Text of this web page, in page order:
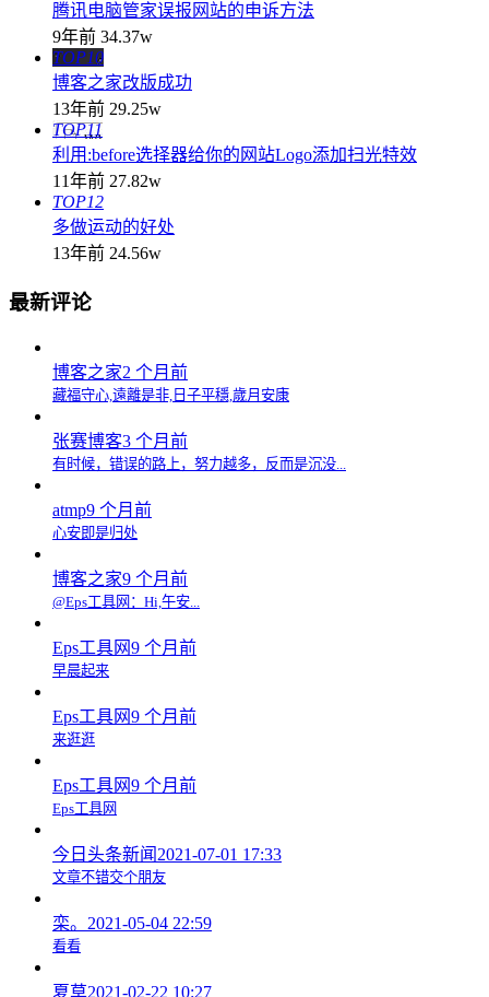
腾讯电脑管家误报网站的申诉方法
9年前 34.37w
TOP10
博客之家改版成功
13年前 29.25w
TOP11
利用:before选择器给你的网站Logo添加扫光特效
11年前 27.82w
TOP12
多做运动的好处
13年前 24.56w
最新评论
博客之家2 个月前
藏福守心,遠離是非,日子平穩,歲月安康
张赛博客3 个月前
有时候，错误的路上，努力越多，反而是沉没...
atmp9 个月前
心安即是归处
博客之家9 个月前
@Eps工具网：Hi,午安...
Eps工具网9 个月前
早晨起来
Eps工具网9 个月前
来逛逛
Eps工具网9 个月前
Eps工具网
今日头条新闻 2021-07-01 17:33
文章不错交个朋友
栾。 2021-05-04 22:59
看看
夏草2021-02-22 10:27